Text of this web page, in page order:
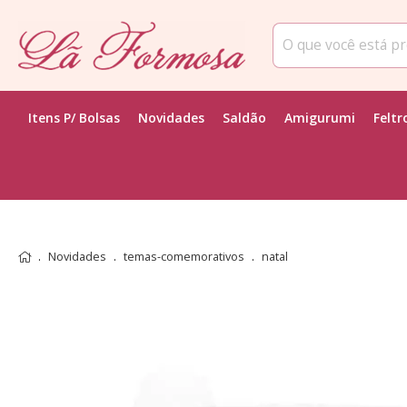
Itens P/ Bolsas Novidades Saldão Amigurumi
Novidades temas-comemorativos natal